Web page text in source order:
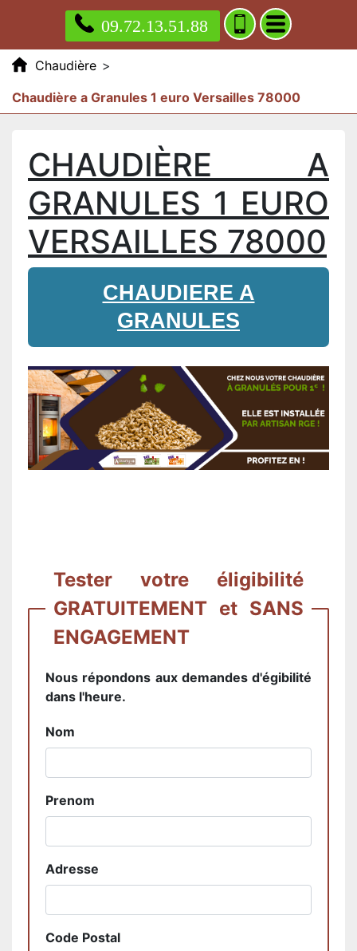
09.72.13.51.88
Chaudière >
Chaudière a Granules 1 euro Versailles 78000
CHAUDIÈRE A
GRANULES 1 EURO
VERSAILLES 78000
CHAUDIERE A
GRANULES
Tester votre éligibilité
GRATUITEMENT et SANS
ENGAGEMENT
Nous répondons aux demandes d'égibilité
dans l'heure.
Nom
Prenom
Adresse
Code Postal